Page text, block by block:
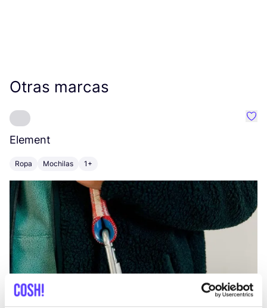
Otras marcas
Element
Ropa Mochilas 1+